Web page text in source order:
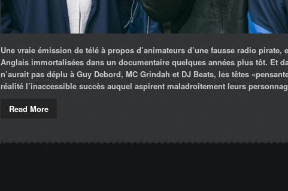
Une vraie émission de télé à propos d’animateurs d’une fausse radio pirate,
Anglais immortalisées dans un documentaire quelques années plus tôt. Et
n’aurait pas déplu à Guy Debord, MC Grindah et DJ Beats, les têtes
réalité l’inaccessible succès auquel aspirent maladroitement leurs
Read More